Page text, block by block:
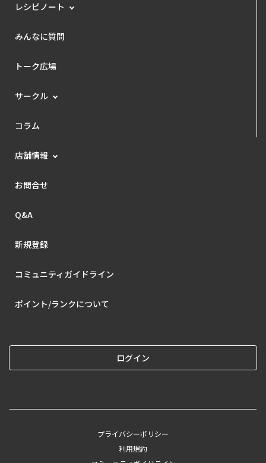
レシピノート
みんなに質問
トーク広場
サークル
コラム
店舗情報
お問合せ
Q&A
新規登録
コミュニティガイドライン
ポイント/ランクについて
ログイン
プライバシーポリシー
利用規約